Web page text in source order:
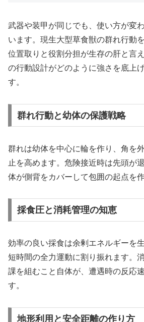
武器や装甲が同じでも、使い方が変
います。現生大型草食獣の群れ行動
位置取りと役割分担が生存の肝と言
の行動設計がどのように強さを底上
す。
群れ行動と幼体の保護戦略
群れは幼体を中心に輪を作り、角を
止を高めます。危険接近時は先頭が
体が側背をカバーして包囲の起点を
採食圧と消耗管理の知恵
効率の良い採食は余剰エネルギーを
短時間の全力運動に割り振れます。
課を組むこと自体が、遭遇時の反応
す。
地形利用と安全距離の作り方